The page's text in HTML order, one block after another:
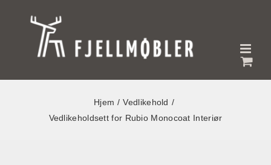
Hjem
Vedlikehold
Vedlikeholdsett for Rubio Monocoat Interiør